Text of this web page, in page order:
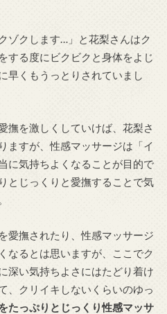
ゾクします…」と花梨さんはク
する度にビクビクと身体をよじ
早くもうっとりされていまし
撫を激しくしていけば、花梨さ
ますが、性感マッサージは「イ
に気持ちよくなることが目的で
とじっくりと愛撫することで気
愛撫されたり、性感マッサージ
なるとは思いますが、ここでク
深い気持ちよさにはたどり着け
、クリイキしないくらいのゆっ
たっぷりとじっくり性感マッサ